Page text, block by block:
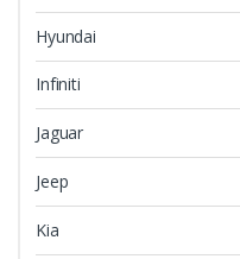
Hyundai
Infiniti
Jaguar
Jeep
Kia